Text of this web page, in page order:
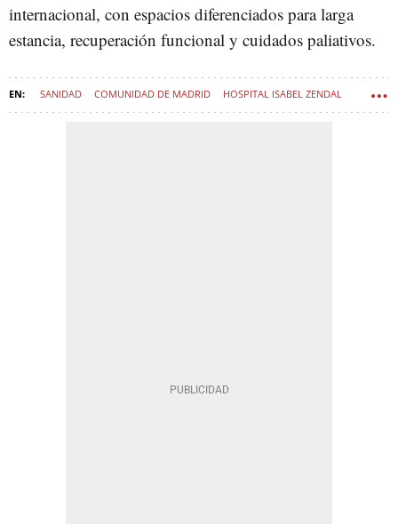
internacional, con espacios diferenciados para larga
estancia, recuperación funcional y cuidados paliativos.
SANIDAD COMUNIDAD DE MADRID HOSPITAL ISABEL ZENDAL